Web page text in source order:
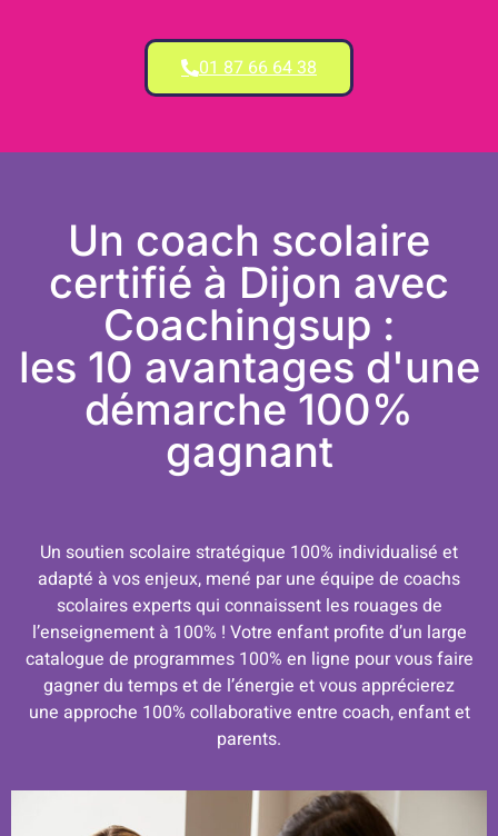
01 87 66 64 38
Un coach scolaire
certifié à Dijon avec
Coachingsup :
les 10 avantages d'une
démarche 100%
gagnant
Un soutien scolaire stratégique 100% individualisé et
adapté à vos enjeux, mené par une équipe de coachs
scolaires experts qui connaissent les rouages de
l’enseignement à 100% ! Votre enfant profite d’un large
catalogue de programmes 100% en ligne pour vous faire
gagner du temps et de l’énergie et vous apprécierez
une approche 100% collaborative entre coach, enfant et
parents.